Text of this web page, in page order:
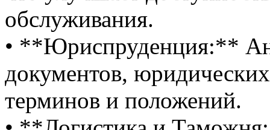
обслуживания.
• **Юриспруденция:**
документов,
терминов и положений.